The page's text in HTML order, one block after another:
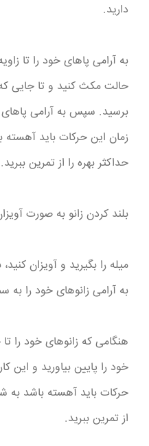
دارید.
حالت مکث کنید و تا جایی
برسید. سپس به آرامی پاهای
زمان این حرکات باید
حداکثر بهره را از تمرین ببرید.
بلند کردن زانو به صورت
میله را بگیرید و آویزان
به آرامی زانوهای خود را
هنگامی که زانوهای خود را تا
خود را پایین بیاورید و این
حرکات باید آهسته باشد به
از تمرین ببرید.